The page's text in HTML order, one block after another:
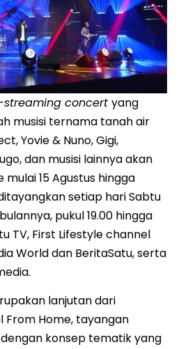
streaming concert yang
musisi ternama tanah air
Yovie & Nuno, Gigi,
dan musisi lainnya akan
15 Agustus hingga
setiap hari Sabtu
pukul 19.00 hingga
TV, First Lifestyle channel
World dan BeritaSatu, serta
lanjutan dari
From Home, tayangan
konsep tematik yang